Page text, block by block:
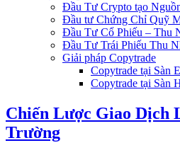
Đầu Tư Crypto tạo
Đầu tư Chứng Chỉ Quỹ
Đầu Tư Cổ Phiếu – Thu
Đầu Tư Trái Phiếu Thu
Giải pháp Copytrade
Copytrade tại Sàn
Copytrade tại Sàn
Chiến Lược Giao Dịch
Trường